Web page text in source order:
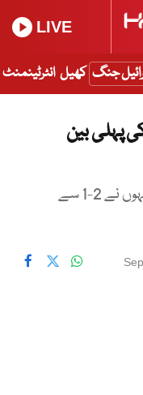
LIVE
جنگ کھیل انٹرٹینمنٹ
پہلی بین
ابتدائی سیٹ میں ناکامی کے باوجود انہوں نے 2-1 سے